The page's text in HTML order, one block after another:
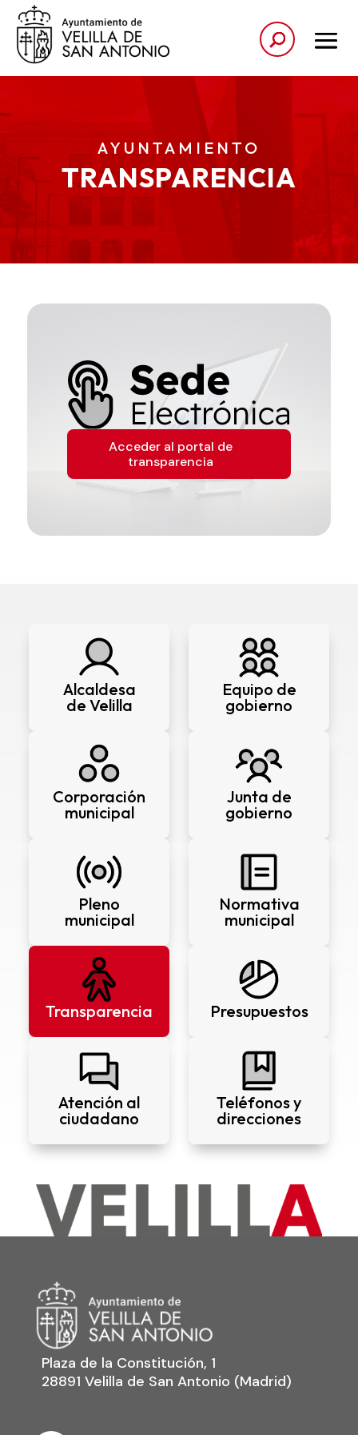
AYUNTAMIENTO
TRANSPARENCIA
Acceder al portal de
transparencia
Alcaldesa
de Velilla
Equipo de
gobierno
Corporación
municipal
Junta de
gobierno
Pleno
municipal
Normativa
municipal
Transparencia Presupuestos
Atención al
ciudadano
Teléfonos y
direcciones
Plaza de la Constitución, 1
28891 Velilla de San Antonio (Madrid)